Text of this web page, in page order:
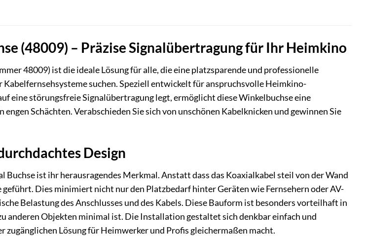
(48009) – Präzise Signalübertragung für Ihr Heimkino
48009) ist die ideale Lösung für alle, die eine platzsparende und professionelle
suchen. Speziell entwickelt für anspruchsvolle Heimkino-
eine störungsfreie Signalübertragung legt, ermöglicht diese Winkelbuchse eine
Schächten. Verabschieden Sie sich von unschönen Kabelknicken und gewinnen Sie
Design
Buchse ist ihr herausragendes Merkmal. Anstatt dass das Koaxialkabel steil von der Wand
geführt. Dies minimiert nicht nur den Platzbedarf hinter Geräten wie Fernsehern oder AV-
Belastung des Anschlusses und des Kabels. Diese Bauform ist besonders vorteilhaft in
anderen Objekten minimal ist. Die Installation gestaltet sich denkbar einfach und
zugänglichen Lösung für Heimwerker und Profis gleichermaßen macht.